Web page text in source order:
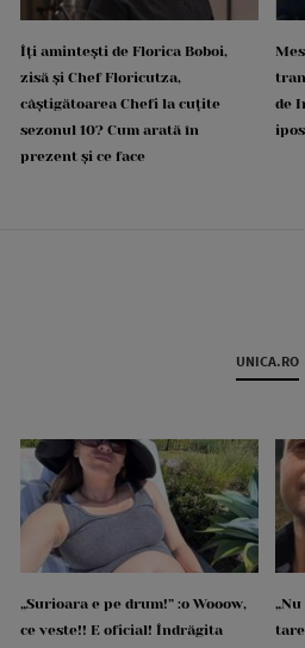
Îți amintești de Florica Boboi,
zisă și Chef Floricutza,
câștigătoarea Chefi la cuțite
sezonul 10? Cum arată în
prezent și ce face
de
UNICA.RO
„Surioara e pe drum!” :o Wooow,
ce veste!! E oficial! Îndrăgita